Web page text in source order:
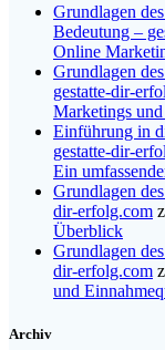
Grundlagen
Bedeutung –
Online
Grundlagen
gestatte-dir-
Marketings
Einführung in
gestatte-dir-
Ein
Grundlagen
dir-erfolg.com
Überblick
Grundlagen
dir-erfolg.com
und
Archiv